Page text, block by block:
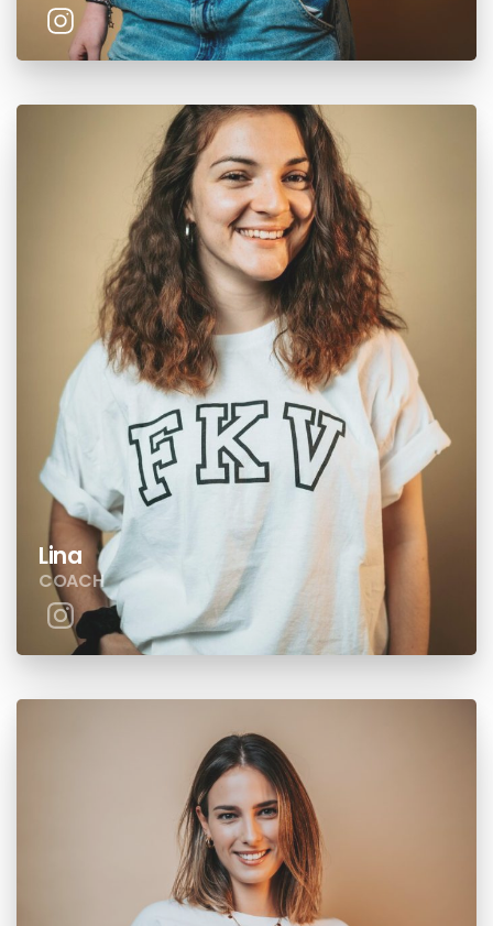
Lina
COACH